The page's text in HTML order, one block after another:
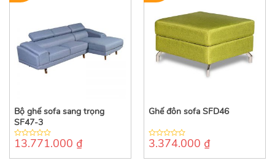
Bộ ghế sofa sang trọng
SF47-3
0
of
13.771.000 ₫
Ghế đôn sofa SFD46
0
of
3.374.000 ₫